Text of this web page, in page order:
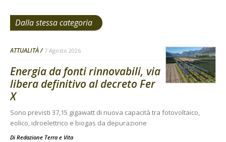
Dalla stessa categoria
ATTUALITÀ 7 Agosto 2026
Energia da fonti rinnovabili, via
libera definitivo al decreto Fer
X
Sono previsti 37,15 gigawatt di nuova capacità tra fotovoltaico,
eolico, idroelettrico e biogas da depurazione
Di Redazione Terra e Vita